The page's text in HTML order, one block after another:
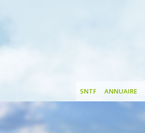
SNTF ANNUAIRE